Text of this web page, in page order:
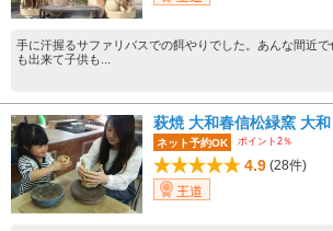
手に汗握るサファリバスでの餌やりでした。あんな間近
も出来て子供も...
萩焼 大和春信松緑窯 大
ネット予約OK ポイント2％
4.9 (28件)
王道